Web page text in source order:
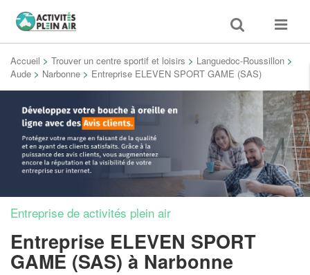
Toggle
search
Toggle
Accueil > Trouver un centre sportif et loisirs > Languedoc-Roussillon >
Aude > Narbonne > Entreprise ELEVEN SPORT GAME (SAS)
Entreprise de activités plein air
Entreprise ELEVEN SPORT
GAME (SAS) à Narbonne